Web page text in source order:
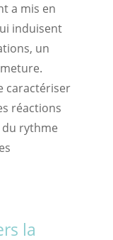
a mis en
induisent
un
caractériser
réactions
du rythme
la